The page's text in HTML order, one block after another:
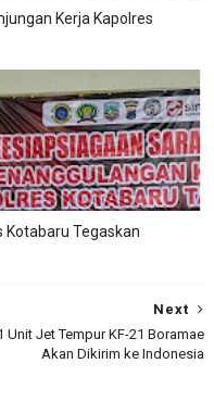
Kerja Kapolres
Kotabaru Tegaskan
Next
Unit Jet Tempur KF-21 Boramae
Akan Dikirim ke Indonesia